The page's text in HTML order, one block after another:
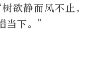
欲静而风不止，
当下。”